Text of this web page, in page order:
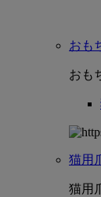
おも
おも
猫用
猫用